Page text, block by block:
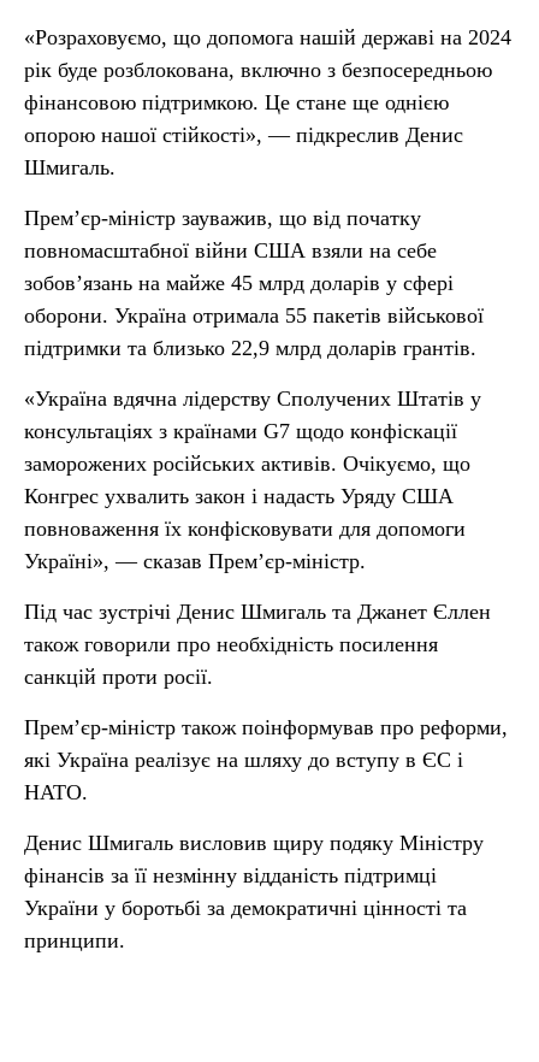
«Розраховуємо, що допомога нашій державі на 2024
рік буде розблокована, включно з безпосередньою
фінансовою підтримкою. Це стане ще однією
опорою нашої стійкості», — підкреслив Денис
Шмигаль.
Прем’єр-міністр зауважив, що від початку
повномасштабної війни США взяли на себе
зобов’язань на майже 45 млрд доларів у сфері
оборони. Україна отримала 55 пакетів військової
підтримки та близько 22,9 млрд доларів грантів.
«Україна вдячна лідерству Сполучених Штатів у
консультаціях з країнами G7 щодо конфіскації
заморожених російських активів. Очікуємо, що
Конгрес ухвалить закон і надасть Уряду США
повноваження їх конфісковувати для допомоги
Україні», — сказав Прем’єр-міністр.
Під час зустрічі Денис Шмигаль та Джанет Єллен
також говорили про необхідність посилення
санкцій проти росії.
Прем’єр-міністр також поінформував про реформи,
які Україна реалізує на шляху до вступу в ЄС і
НАТО.
Денис Шмигаль висловив щиру подяку Міністру
фінансів за її незмінну відданість підтримці
України у боротьбі за демократичні цінності та
принципи.